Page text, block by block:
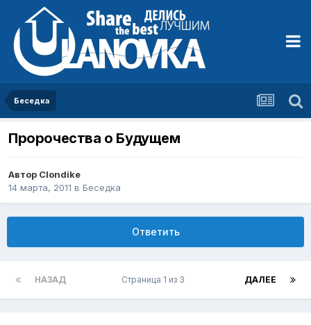
Беседка
Пророчества о Будущем
Автор Clondike
14 марта, 2011 в Беседка
Ответить
НАЗАД ДАЛЕЕ
Страница 1 из 3